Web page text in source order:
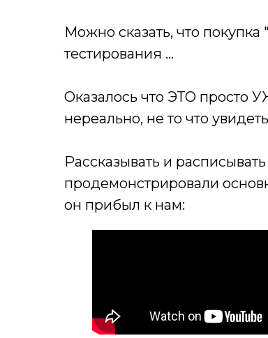
Можно сказать, что
тестирования …
Оказалось что ЭТО просто
нереально, не то что
Рассказывать и
продемонстрировали
он прибыл к нам: